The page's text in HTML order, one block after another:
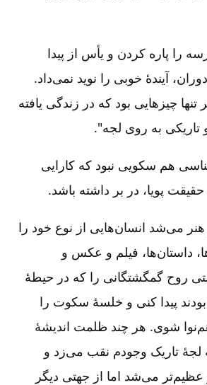
را پاره کردن و یأس از پیدا
آیندۀ خوبی را نوید نمی‌داد.
تنها چیزهایی بود که در زندگی یافته
تاریکی به روی لجه".
هم سکویی نبود که کارایی
پویا، در بر داشته باشد.
هنر می‌شد انسان‌هایی از نوع خود را
داستان‌ها‌، فیلم و عکس و
روح گمگشتگانی را که در حیطۀ
پیدا کنی و خلسۀ سکوت را
شوی. هر چند ظلمت اندیشۀ
لجۀ تاریک وجودم نقب می‌زد و
می‌شد اما از جهتی دیگر